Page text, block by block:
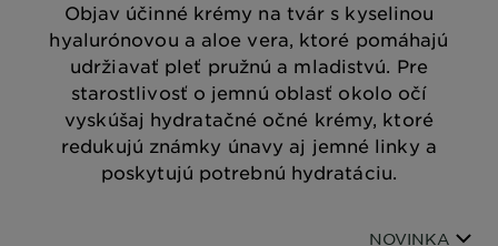
Objav účinné krémy na tvár s kyselinou
hyalurónovou a aloe vera, ktoré pomáhajú
udržiavať pleť pružnú a mladistvú. Pre
starostlivosť o jemnú oblasť okolo očí
vyskúšaj hydratačné očné krémy, ktoré
redukujú známky únavy aj jemné linky a
poskytujú potrebnú hydratáciu.
Zoradiť podľa
NOVINKA